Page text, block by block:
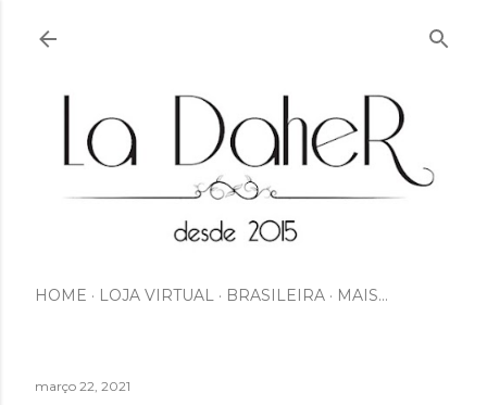
HOME LOJA VIRTUAL BRASILEIRA MAIS…
março 22, 2021